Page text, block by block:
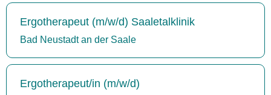
Ergotherapeut (m/w/d) Saaletalklinik
Bad Neustadt an der Saale
Ergotherapeut/in (m/w/d)